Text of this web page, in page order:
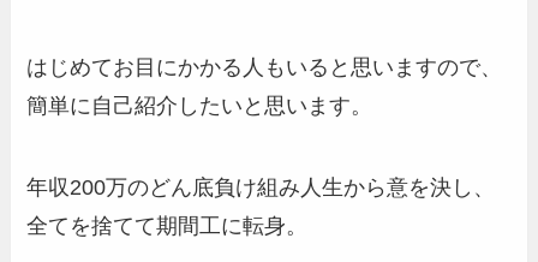
はじめてお目にかかる人もいると思いますので、
簡単に自己紹介したいと思います。
年収200万のどん底負け組み人生から意を決し、
全てを捨てて期間工に転身。